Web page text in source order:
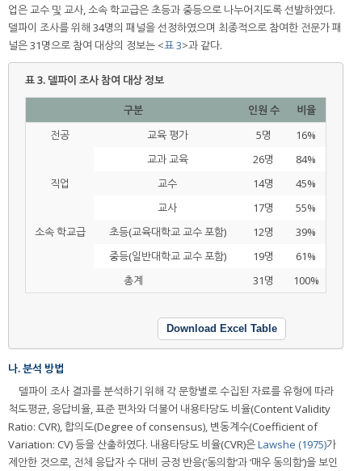
업은 교수 및 교사, 소속 학교급은 초등과 중등으로 나누어지도록 선발하였다.
델파이 조사를 위해 34명의 패널을 선정하였으며 최종적으로 참여한 전문가 패
널은 31명으로 참여 대상의 정보는 <표 3>과 같다.
표 3. 델파이 조사 참여 대상 정보
구분 인원 수
비율
전공
교육 평가 5명
16%
교과 교육
26명
84%
직업
교수 14명
45%
교사
17명
55%
소속 학교급
초등(교육대학교 교수 포함) 12명
39%
중등(일반대학교 교수 포함)
19명
61%
총계
31명 100%
Download Excel Table
나. 분석 방법
델파이 조사 결과를 분석하기 위해 각 문항별로 수집된 자료를 유형에 따라
척도평균, 응답비율, 표준 편차와 더불어 내용타당도 비율(Content Validity
Ratio: CVR), 합의도(Degree of consensus), 변동계수(Coefficient of
Variation: CV) 등을 산출하였다. 내용타당도 비율(CVR)은Lawshe (1975)가
제안한 것으로, 전체 응답자 수 대비 긍정 반응(‘동의함’과 ‘매우 동의함’)을 보인